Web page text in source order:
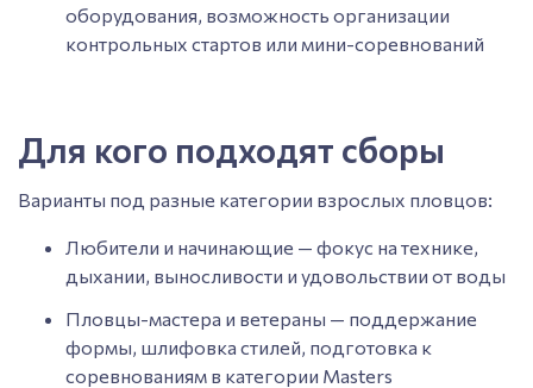
оборудования, возможность организации
контрольных стартов или мини-соревнований
Для кого подходят сборы
Варианты под разные категории взрослых пловцов:
Любители и начинающие — фокус на технике,
дыхании, выносливости и удовольствии от воды
Пловцы-мастера и ветераны — поддержание
формы, шлифовка стилей, подготовка к
соревнованиям в категории Masters